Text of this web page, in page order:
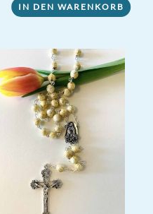
IN DEN WARENKORB